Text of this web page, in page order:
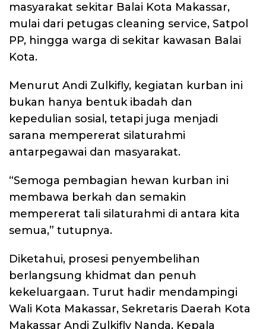
masyarakat sekitar Balai Kota Makassar,
mulai dari petugas cleaning service, Satpol
PP, hingga warga di sekitar kawasan Balai
Kota.
Menurut Andi Zulkifly, kegiatan kurban ini
bukan hanya bentuk ibadah dan
kepedulian sosial, tetapi juga menjadi
sarana mempererat silaturahmi
antarpegawai dan masyarakat.
“Semoga pembagian hewan kurban ini
membawa berkah dan semakin
mempererat tali silaturahmi di antara kita
semua,” tutupnya.
Diketahui, prosesi penyembelihan
berlangsung khidmat dan penuh
kekeluargaan. Turut hadir mendampingi
Wali Kota Makassar, Sekretaris Daerah Kota
Makassar Andi Zulkifly Nanda, Kepala